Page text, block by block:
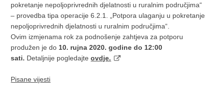
pokretanje nepoljoprivrednih djelatnosti u ruralnim područjima“
– provedba tipa operacije 6.2.1. „Potpora ulaganju u pokretanje
nepoljoprivrednih djelatnosti u ruralnim područjima“.
Ovim izmjenama rok za podnošenje zahtjeva za potporu
produžen je do 10. rujna 2020. godine do 12:00
sati. Detaljnije pogledajteovdje.
Pisane vijesti